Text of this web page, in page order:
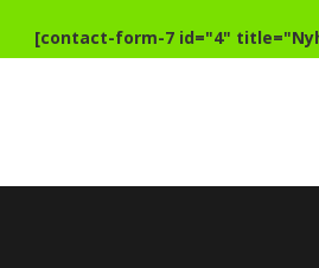
[contact-form-7 id="4"